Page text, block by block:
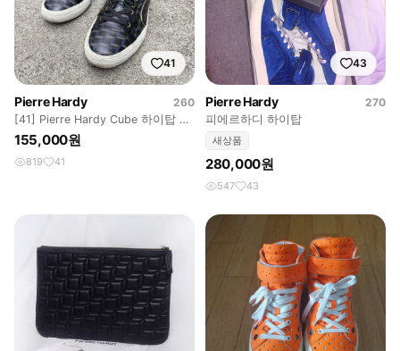
41
Pierre Hardy
260
[41] Pierre Hardy Cube 하이탑 스
니커즈 (260)
155,000원
819 41
43
Pierre Hardy
270
피에르하디 하이탑
새상품
280,000원
547 43